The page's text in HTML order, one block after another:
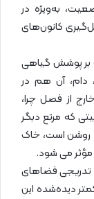
به‌ویژه در
کانون‌های
بر پوشش گیاهی
دام، آن هم در
از فصل چرا،
که مرتع دبگر
روشن است، خاک
مؤثر می شود.
تدریجی فضاهای
دیده‌شده این